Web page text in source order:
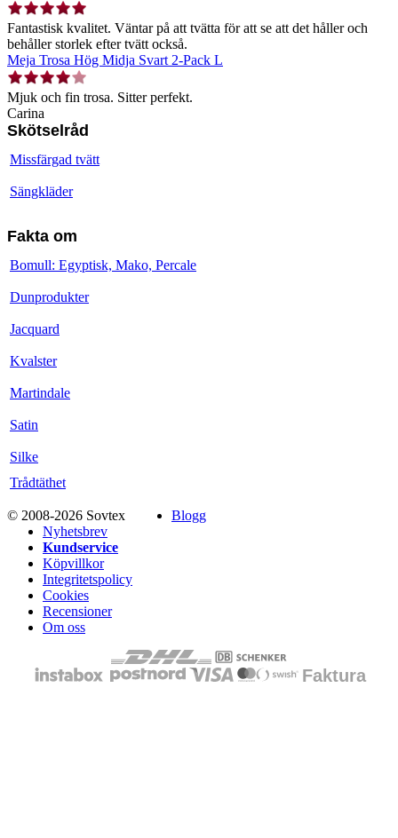
Fantastisk kvalitet. Väntar på att tvätta för att se att det håller och
behåller storlek efter tvätt också.
Meja Trosa Hög Midja Svart 2-Pack L
Mjuk och fin trosa. Sitter perfekt.
Carina
Skötselråd
Missfärgad tvätt
Sängkläder
Fakta om
Bomull: Egyptisk, Mako, Percale
Dunprodukter
Jacquard
Kvalster
Martindale
Satin
Silke
Trådtäthet
© 2008-2026 Sovtex
Blogg
Nyhetsbrev
Kundservice
Köpvillkor
Integritetspolicy
Cookies
Recensioner
Om oss